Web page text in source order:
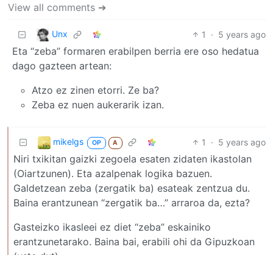
View all comments ➔
Unx 1 · 5 years ago
Eta “zeba” formaren erabilpen berria ere oso hedatua
dago gazteen artean:
Atzo ez zinen etorri. Ze ba?
Zeba ez nuen aukerarik izan.
mikelgs OP A 1 · 5 years ago
Niri txikitan gaizki zegoela esaten zidaten ikastolan
(Oiartzunen). Eta azalpenak logika bazuen.
Galdetzean zeba (zergatik ba) esateak zentzua du.
Baina erantzunean “zergatik ba…” arraroa da, ezta?
Gasteizko ikasleei ez diet “zeba” eskainiko
erantzunetarako. Baina bai, erabili ohi da Gipuzkoan